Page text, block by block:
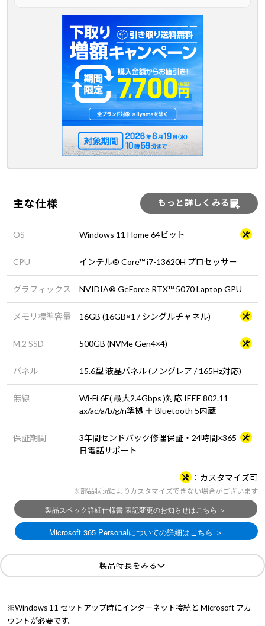
主な仕様 もっと詳しくみる
OS Windows 11 Home 64ビット
CPU インテル® Core™ i7-13620H プロセッサー
グラフィックス NVIDIA® GeForce RTX™ 5070 Laptop GPU
メモリ標準容量 16GB (16GB×1 / シングルチャネル)
M.2 SSD 500GB (NVMe Gen4×4)
パネル 15.6型 液晶パネル (ノングレア / 165Hz対応)
無線
Wi-Fi 6E( 最大2.4Gbps )対応 IEEE 802.11
ax/ac/a/b/g/n準拠 ＋ Bluetooth 5内蔵
保証期間
3年間センドバック修理保証・24時間×365
日電話サポート
カスタマイズ可
※部品状況によりカスタマイズできない場合がございます
製品特長をみる
※Windows 11 セットアップ時にインターネット接続と Microsoft アカ
ウントが必要です。